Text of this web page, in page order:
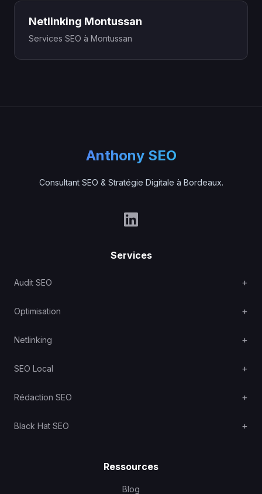
Netlinking Montussan
Services SEO à Montussan
Anthony SEO
Consultant SEO & Stratégie Digitale à Bordeaux.
Services
Audit SEO
Optimisation
Netlinking
SEO Local
Rédaction SEO
Black Hat SEO
Ressources
Blog